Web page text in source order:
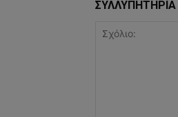
ΣΥΛΛΥΠΗΤΗΡΙΑ